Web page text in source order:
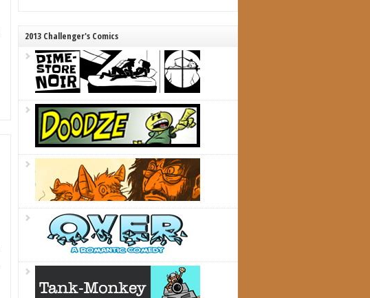
2013 Challenger's Comics